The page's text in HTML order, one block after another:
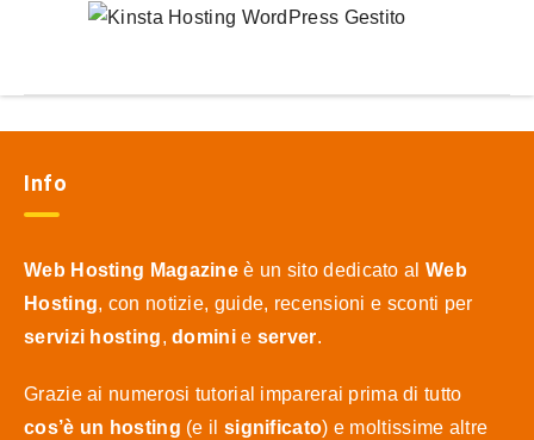
Info
Web Hosting Magazine è un sito dedicato al Web
Hosting, con notizie, guide, recensioni e sconti per
servizi hosting,dominie server.
Grazie ai numerosi tutorial imparerai prima di tutto
cos’è un hosting (e il significato) e moltissime altre